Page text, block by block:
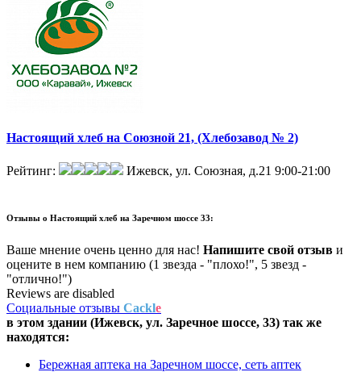
Настоящий хлеб на Союзной 21, (Хлебозавод № 2)
Рейтинг: Ижевск, ул. Союзная, д.21 9:00-21:00
Отзывы о Настоящий хлеб на Заречном шоссе 33:
Ваше мнение очень ценно для нас! Напишите свой отзыв и
оцените в нем компанию (1 звезда - "плохо!", 5 звезд -
"отлично!")
Reviews are disabled
Социальные отзывы Cackle
в этом здании (Ижевск, ул. Заречное шоссе, 33) так же
находятся:
Бережная аптека на Заречном шоссе, сеть аптек